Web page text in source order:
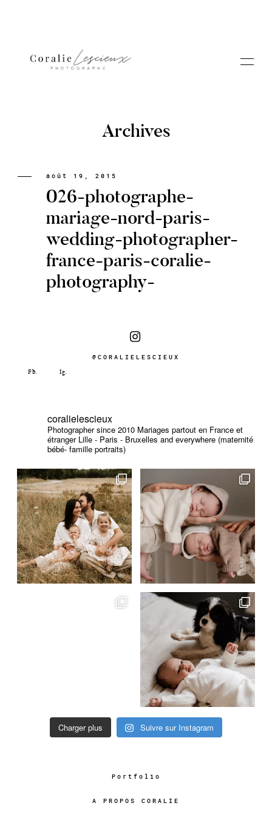
Portfolio
A PROPOS CORALIE
Contact
Archives
août 19, 2015
026-photographe-
mariage-nord-paris-
wedding-photographer-
france-paris-coralie-
photography-
@CORALIELESCIEUX
coralielescieux
Photographer since 2010 Mariages partout en France et
étranger Lille - Paris - Bruxelles and everywhere (maternité
bébé- famille portraits)
Charger plus Suivre sur Instagram
Portfolio
A PROPOS CORALIE